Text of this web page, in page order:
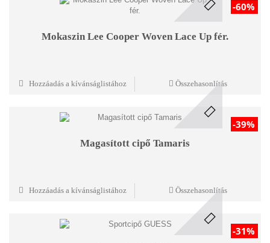
Mokaszin Lee Cooper Woven Lace Up fér.
-60%
Hozzáadás a kívánságlistához Összehasonlítás
Magasított cipő Tamaris
-39%
Hozzáadás a kívánságlistához Összehasonlítás
-31%